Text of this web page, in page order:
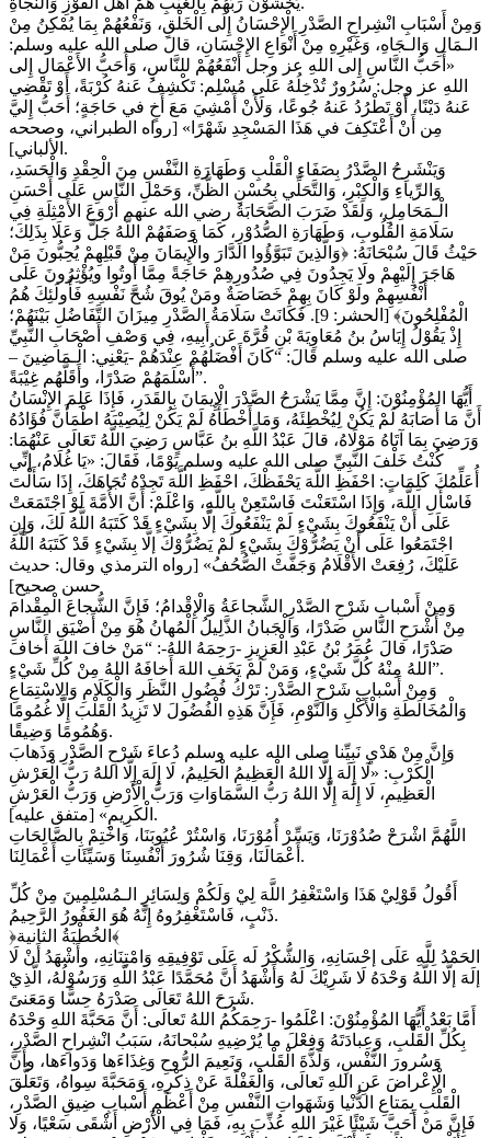
وَمِنْ أَسْبَابِ انْشِراحِ الصَّدْرِ الْإِحْسَانُ إِلَى الْخَلْقِ، وَنَفْعُهُمْ بِمَا يُمْكِنُ مِنْ
الـمَالِ وَالـجَاهِ، وَغَيْرِهِ مِنْ أَنْوَاعِ الإِحْسَانِ، قالَ صلى الله عليه وسلم:
«أَحَبُّ النَّاسِ إِلى اللهِ عز وجل أَنْفَعُهُمْ للنَّاسِ، وَأَحَبُّ الأَعْمَالِ إِلى
اللهِ عز وجل: ‌سُرُورٌ ‌تُدْخِلُهُ عَلَى مُسْلِم: تَكْشِفُ عَنهُ كُرْبَةً، أَوْ تَقْضِي
عَنهُ دَيْنًا، أَوْ تَطْرُدُ عَنهُ جُوعًا، وَلَأَنْ أَمْشِيَ مَعَ أَخٍ في حَاجَةٍ؛ أَحَبُّ إِليَّ
مِن أَنْ أَعْتَكِفَ في هَذَا المَسْجِدِ شَهْرًا» [رواه الطبراني، وصححه
الألباني].
وَيَنْشَرِحُ الصَّدْرُ بِصَفَاءِ الْقَلْبِ وَطَهَارَةِ النَّفْسِ مِنَ الْحِقْدِ وَالْحَسَدِ،
وَالرِّياءِ وَالْكِبْرِ، وَالتَّحَلِّي بِحُسْنِ الظَّنِّ، وَحَمْلِ النَّاسِ عَلَى أَحْسَنِ
الْـمَحَامِلِ، وَلَقَدْ ضَرَبَ الصَّحَابَةُ رضي الله عنهم أَرْوَعَ الأَمْثِلَةِ فِي
سَلَامَةِ القُلُوبِ، وَطَهَارَةِ الصُّدُوْرِ، كَمَا وَصَفَهُمْ اللَّهُ جَلَّ وَعَلَا بِذَلِكَ؛
حَيْثُ قَالَ سُبْحَانَهُ: ﴿وَالَّذِينَ تَبَوَّؤُوا الدَّارَ والْإِيمَانَ مِنْ قَبْلِهِمْ يُحِبُّونَ مَنْ
هَاجَرَ إِلَيْهِمْ ولَا يَجِدُونَ فِي صُدُورِهِمْ حَاجَةً مِمَّا أُوتُوا ويُؤْثِرُونَ عَلَى
أَنْفُسِهِمْ ولَوْ كَانَ بِهِمْ خَصَاصَةٌ ومَنْ يُوقَ شُحَّ نَفْسِهِ فَأُولَئِكَ هُمُ
الْمُفْلِحُونَ﴾ [الحشر: 9]. فَكَانَتْ سَلَامَةُ الصَّدْرِ مِيزَانَ التَّفَاضُلِ بَيْنَهُمْ؛
إِذْ يَقُوْلُ إِيَاسُ بنُ مُعَاوِيَةَ بْنِ قُرَّةَ عَن أَبِيهِ، فِي وَصْفِ أَصْحَابِ النَّبِيِّ
صلى الله عليه وسلم قَالَ: “كَانَ أَفْضَلُهُمْ عِنْدَهُمْ -يَعْنِي: الْـمَاضِينَ –
أَسْلَمَهُمْ صَدْرًا، وأَقَلَّهُم غِيْبَةً”.
أَيُّهَا المُؤْمِنُوْنَ: إِنَّ مِمَّا يَشْرَحُ الصَّدْرَ الْإِيمَانَ بِالقَدَرِ، فَإِذَا عَلِمَ الإِنْسَانُ
أَنَّ مَا أَصَابَهُ لَمْ يَكُنْ لِيُخْطِئَهُ، وَمَا أَخْطَأَهُ لَمْ يَكُنْ لِيُصِيْبَهُ اطْمَأَنَّ فُؤَادُهُ
وَرَضِيَ بِمَا آتَاهُ مَوْلَاهُ، قالَ عَبْدُ اللَّهِ بنُ عَبَّاسٍ رَضِيَ اللَّهُ تَعَالَى عَنْهُمَا:
كُنْتُ خَلْفَ النَّبِيِّ صلى الله عليه وسلم يَوْمًا، فَقَالَ: «يَا غُلَامُ، إنِّي
أُعَلِّمُكَ كَلِمَاتٍ: احْفَظِ اللَّهَ يَحْفَظْكَ، احْفَظِ اللَّهَ تَجِدْهُ تُجَاهَكَ، إِذَا سَأَلْتَ
فَاسْأَلِ اللَّهَ، وَإِذَا اسْتَعَنْتَ فَاسْتَعِنْ بِاللَّهِ، وَاعْلَمْ: أَنَّ الأُمَّةَ لَوْ اجْتَمَعَتْ
عَلَى أَنْ يَنْفَعُوكَ بِشَيْءٍ لَمْ يَنْفَعُوكَ إلَّا بِشَيْءٍ قَدْ كَتَبَهُ اللَّهُ لَكَ، وَإِنِ
اجْتَمَعُوا عَلَى أَنْ يَضُرُّوْكَ بِشَيْءٍ لَمْ يَضُرُّوْكَ إلَّا بِشَيْءٍ قَدْ كَتَبَهُ اللَّهُ
عَلَيْكَ، رُفِعَتْ الأَقْلَامُ وَجَفَّتْ الصُّحُفُ» [رواه الترمذي وقال: حديث
حسن صحيح]
وَمِنْ أَسْبابِ شَرْحِ الصَّدْرِ الشَّجاعَةُ وَالْإِقْدامُ؛ فَإِنَّ الشُّجاعَ الْمِقْدامَ
مِنْ أَشْرَحِ النَّاسِ صَدْرًا، وَالْجَبانُ الذَّلِيلُ الْمُهانُ هُوَ مِنْ أَضْيَقِ النَّاسِ
صَدْرًا، قالَ عُمَرُ بْنُ عَبْدِ الْعَزِيزِ -رَحِمَهُ اللهُ-: “مَنْ خافَ اللهَ أَخافَ
اللهُ مِنْهُ كُلَّ شَيْءٍ، وَمَنْ لَمْ يَخَفِ اللهَ أَخافَهُ اللهُ مِنْ كُلِّ شَيْءٍ”.
وَمِنْ أَسْبابِ شَرْحِ الصَّدْرِ: تَرْكُ ‌فُضُولِ ‌النَّظَرِ وَالْكَلَامِ وَالِاسْتِمَاعِ
وَالْمُخَالَطَةِ وَالْأَكْلِ وَالنَّوْمِ، فَإِنَّ هَذِهِ الْفُضُولَ لا تَزِيدُ الْقَلْبَ إِلَّا غُمُومًا
وَهُمُومًا وَضِيقًا.
وَإِنَّ مِنْ هَدْيِ نَبِيِّنا صلى الله عليه وسلم دُعاءَ شَرْحِ الصَّدْرِ وَذَهابَ
الْكَرْبِ: «لَا إِلَهَ إِلَّا اللهُ الْعَظِيمُ الْحَلِيمُ، لَا إِلَهَ إِلَّا اللهُ رَبُّ الْعَرْشِ
الْعَظِيمِ، لَا إِلَهَ إِلَّا اللهُ رَبُّ السَّمَاوَاتِ وَرَبُّ الْأَرْضِ وَرَبُّ الْعَرْشِ
الْكَرِيمِ» [متفق عليه].
اللَّهُمَّ اشْرَحْ صُدُوْرَنَا، وَيَسِّرْ أُمُوْرَنَا، وَاسْتُرْ عُيُوبَنَا، وَاخْتِمْ بِالصَّالِحَاتِ
أَعْمَالَنَا، وَقِنَا شُرُورَ أَنْفُسِنَا وَسَيِّئَاتِ أَعْمَالِنَا.
أَقُولُ قَوْلِيْ هَذَا وَاسْتَغْفِرُ اللَّهَ لِيْ وَلَكُمْ وَلِسَائِرِ الـمُسْلِمِينَ مِنْ كُلِّ
ذَنْبٍ، فَاسْتَغْفِرُوهُ إِنَّهُ هُوَ الغَفُورُ الرَّحِيمُ.
﴿الخُطْبَةُ الثانية﴾
الحَمْدُ لِلَّهِ عَلَى إحْسَانِهِ، وَالشُّكْرُ لَه عَلَى تَوْفِيقِهِ وَامْتِنَانِهِ، وأَشْهَدُ أَنْ لَا
إلَهَ إلَّا اللَّهُ وَحْدَهُ لَا شَرِيْكَ لَهُ وَأَشْهَدُ أَنَّ مُحَمَّدًا عَبْدُ اللَّهِ وَرَسُوْلُهُ، الَّذِيْ
شَرَحَ اللهُ تَعَالَى صَدْرَهُ حِسًّا وَمَعَنىً.
أَمَّا بَعْدُ أَيُّهَا المُؤْمِنُوْنَ: اعْلَمُوا -رَحِمَكُمُ اللهُ تَعالَى: أَنَّ مَحَبَّةَ اللهِ وَحْدَهُ
بِكُلِّ الْقَلْبِ، وَعِبادَتَهُ وَفِعْلَ ما يُرْضِيهِ سُبْحانَهُ، سَبَبُ انْشِراحِ الصَّدْرِ،
وَسُرورَ النَّفْسِ، وَلَذَّةَ الْقَلْبِ، وَنَعِيمَ الرُّوحِ وَغِذَاءَها وَدَواءَها، وأَنَّ
الْإِعْراضَ عَنِ اللهِ تَعالَى، وَالْغَفْلَةَ عَنْ ذِكْرِهِ، وَمَحَبَّةَ سِواهُ، وَتَعَلُّقَ
الْقَلْبِ بِمَتاعِ الدُّنْيا وَشَهَواتِ النَّفْسِ مِنْ أَعْظَمِ أَسْبابِ ضِيقِ الصَّدْرِ،
فَإِنَّ مَنْ أَحَبَّ شَيْئًا غَيْرَ اللهِ عُذِّبَ بِهِ، فَمَا فِي الْأَرْضِ أَشْقَى سَعْيًا، وَلا